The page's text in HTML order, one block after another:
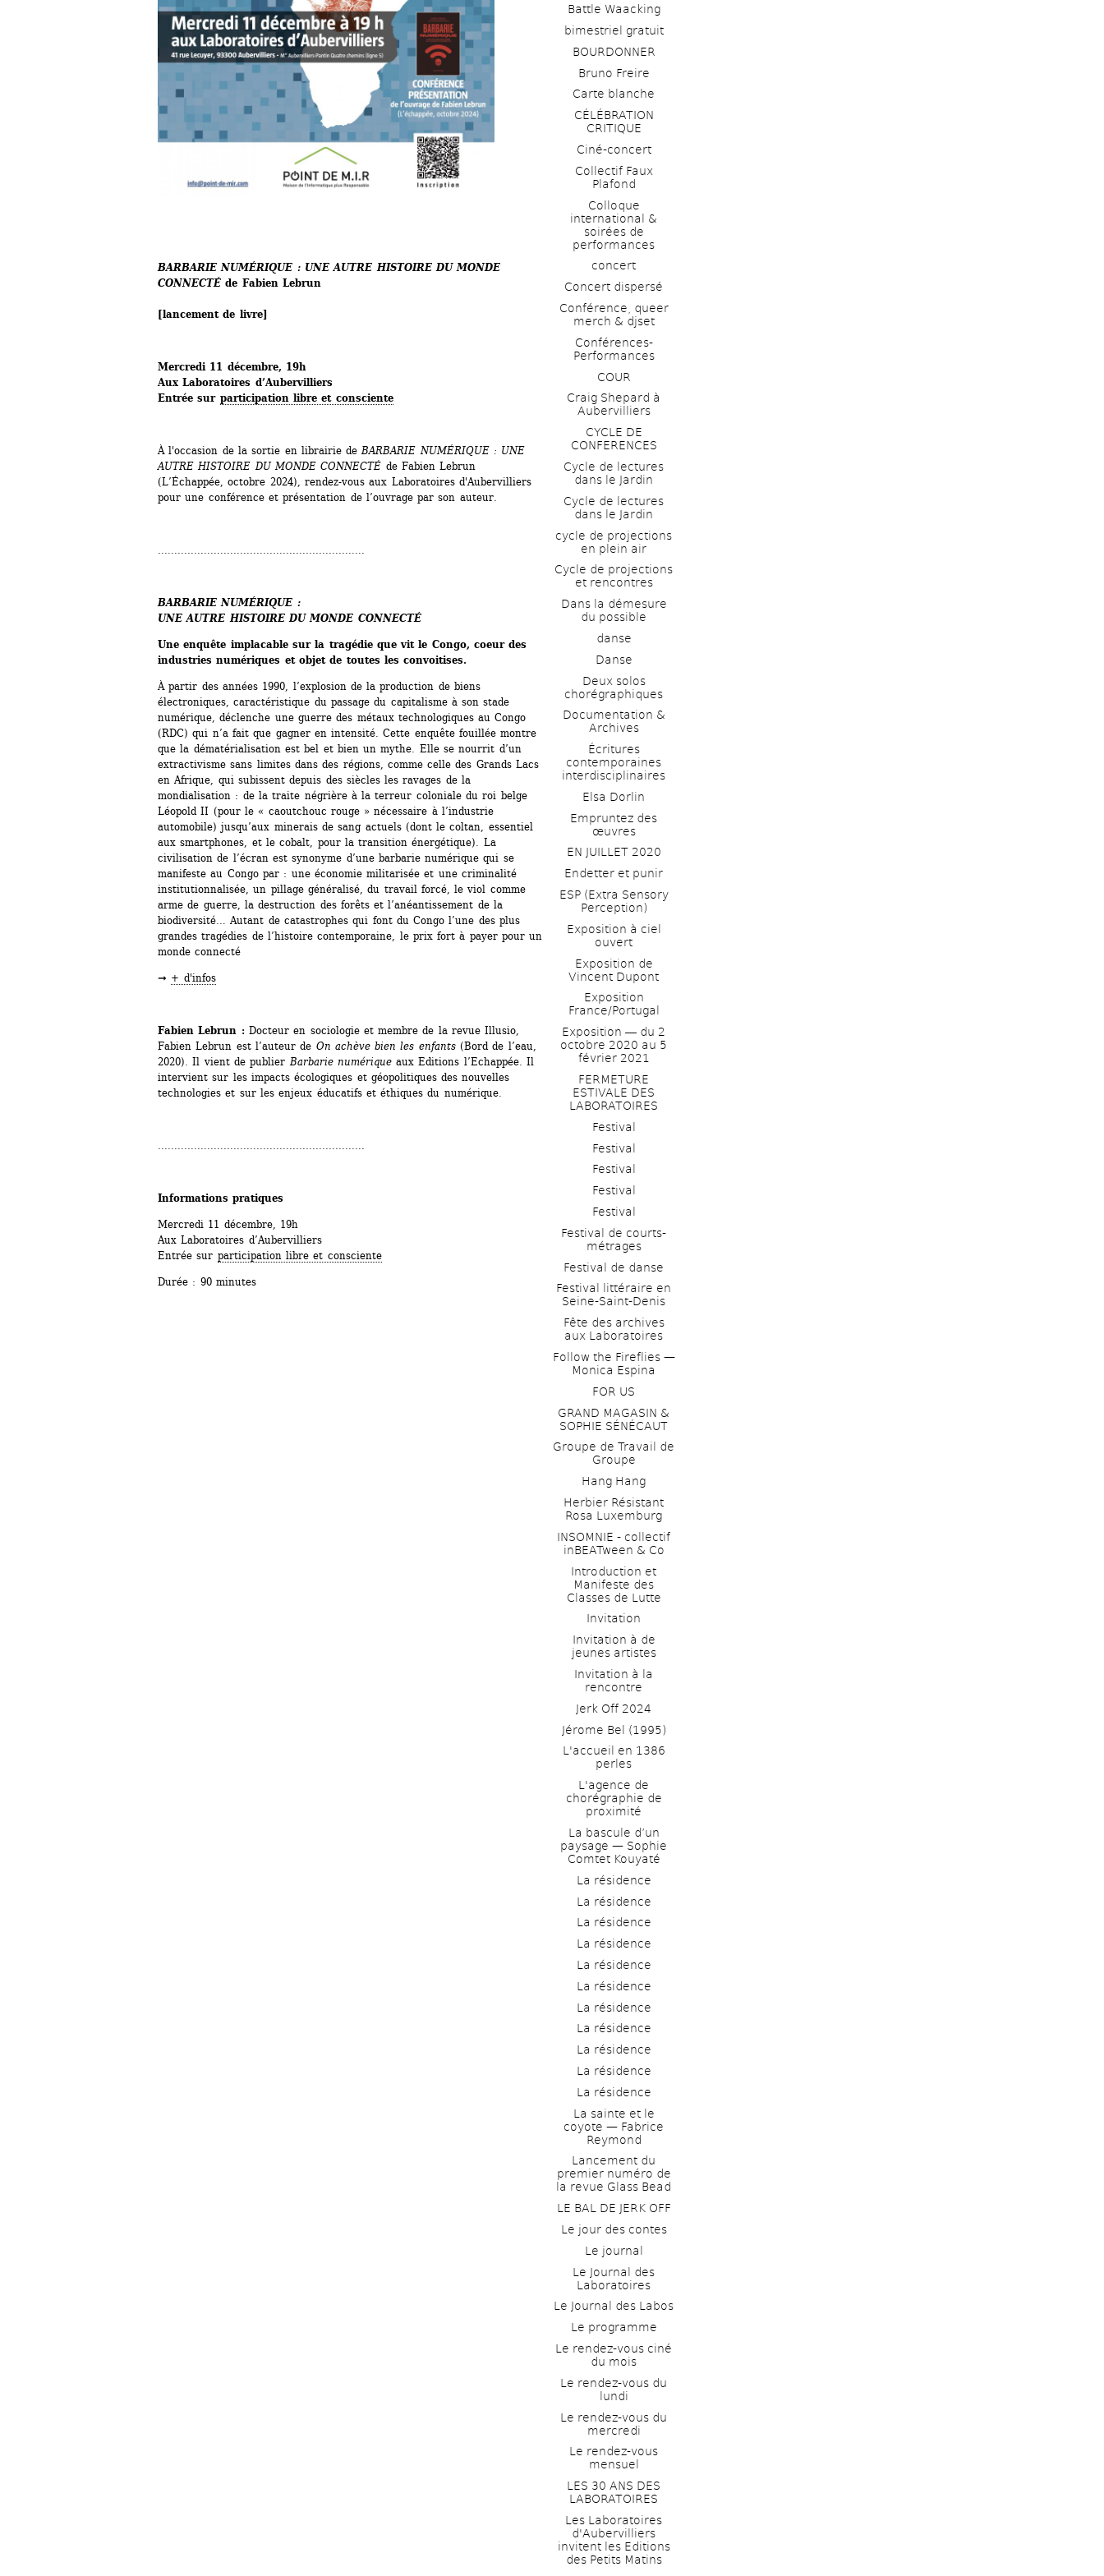
BARBARIE NUMÉRIQUE : UNE AUTRE HISTOIRE DU MONDE
CONNECTÉ de Fabien Lebrun
[lancement de livre]
Mercredi 11 décembre, 19h
Aux Laboratoires d’Aubervilliers
Entrée sur participation libre et consciente
À l'occasion de la sortie en librairie de BARBARIE NUMÉRIQUE : UNE
AUTRE HISTOIRE DU MONDE CONNECTÉ de Fabien Lebrun
(L’Échappée, octobre 2024), rendez-vous aux Laboratoires d'Aubervilliers
pour une conférence et présentation de l’ouvrage par son auteur.
...............................................................
BARBARIE NUMÉRIQUE :
UNE AUTRE HISTOIRE DU MONDE CONNECTÉ
Une enquête implacable sur la tragédie que vit le Congo, coeur des
industries numériques et objet de toutes les convoitises.
À partir des années 1990, l’explosion de la production de biens
électroniques, caractéristique du passage du capitalisme à son stade
numérique, déclenche une guerre des métaux technologiques au Congo
(RDC) qui n’a fait que gagner en intensité. Cette enquête fouillée montre
que la dématérialisation est bel et bien un mythe. Elle se nourrit d’un
extractivisme sans limites dans des régions, comme celle des Grands Lacs
en Afrique, qui subissent depuis des siècles les ravages de la
mondialisation : de la traite négrière à la terreur coloniale du roi belge
Léopold II (pour le « caoutchouc rouge » nécessaire à l’industrie
automobile) jusqu’aux minerais de sang actuels (dont le coltan, essentiel
aux smartphones, et le cobalt, pour la transition énergétique). La
civilisation de l’écran est synonyme d’une barbarie numérique qui se
manifeste au Congo par : une économie militarisée et une criminalité
institutionnalisée, un pillage généralisé, du travail forcé, le viol comme
arme de guerre, la destruction des forêts et l’anéantissement de la
biodiversité… Autant de catastrophes qui font du Congo l’une des plus
grandes tragédies de l’histoire contemporaine, le prix fort à payer pour un
monde connecté
➞ + d'infos
Fabien Lebrun : Docteur en sociologie et membre de la revue Illusio,
Fabien Lebrun est l’auteur de On achève bien les enfants (Bord de l’eau,
2020). Il vient de publier Barbarie numérique aux Editions l’Echappée. Il
intervient sur les impacts écologiques et géopolitiques des nouvelles
technologies et sur les enjeux éducatifs et éthiques du numérique.
...............................................................
Informations pratiques
Mercredi 11 décembre, 19h
Aux Laboratoires d’Aubervilliers
Entrée sur participation libre et consciente
Durée : 90 minutes
Battle Waacking
bimestriel gratuit
BOURDONNER
Bruno Freire
Carte blanche
CÉLÉBRATION
CRITIQUE
Ciné-concert
Collectif Faux
Plafond
Colloque
international &
soirées de
performances
concert
Concert dispersé
Conférence, queer
merch & djset
Conférences-
Performances
COUR
Craig Shepard à
Aubervilliers
CYCLE DE
CONFERENCES
Cycle de lectures
dans le Jardin
Cycle de lectures
dans le Jardin
cycle de projections
en plein air
Cycle de projections
et rencontres
Dans la démesure
du possible
danse
Danse
Deux solos
chorégraphiques
Documentation &
Archives
Écritures
contemporaines
interdisciplinaires
Elsa Dorlin
Empruntez des
œuvres
EN JUILLET 2020
Endetter et punir
ESP (Extra Sensory
Perception)
Exposition à ciel
ouvert
Exposition de
Vincent Dupont
Exposition
France/Portugal
Exposition ― du 2
octobre 2020 au 5
février 2021
FERMETURE
ESTIVALE DES
LABORATOIRES
Festival
Festival
Festival
Festival
Festival
Festival de courts-
métrages
Festival de danse
Festival littéraire en
Seine-Saint-Denis
Fête des archives
aux Laboratoires
Follow the Fireflies —
Monica Espina
FOR US
GRAND MAGASIN &
SOPHIE SÉNÉCAUT
Groupe de Travail de
Groupe
Hang Hang
Herbier Résistant
Rosa Luxemburg
INSOMNIE - collectif
inBEATween & Co
Introduction et
Manifeste des
Classes de Lutte
Invitation
Invitation à de
jeunes artistes
Invitation à la
rencontre
Jerk Off 2024
Jérome Bel (1995)
L'accueil en 1386
perles
L'agence de
chorégraphie de
proximité
La bascule d’un
paysage — Sophie
Comtet Kouyaté
La résidence
La résidence
La résidence
La résidence
La résidence
La résidence
La résidence
La résidence
La résidence
La résidence
La résidence
La sainte et le
coyote — Fabrice
Reymond
Lancement du
premier numéro de
la revue Glass Bead
LE BAL DE JERK OFF
Le jour des contes
Le journal
Le Journal des
Laboratoires
Le Journal des Labos
Le programme
Le rendez-vous ciné
du mois
Le rendez-vous du
lundi
Le rendez-vous du
mercredi
Le rendez-vous
mensuel
LES 30 ANS DES
LABORATOIRES
Les Laboratoires
d'Aubervilliers
invitent les Editions
des Petits Matins